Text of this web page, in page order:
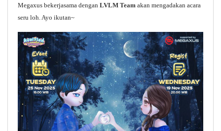
Megaxus bekerjasama dengan LVLM Team akan mengadakan acara
seru loh. Ayo ikutan~